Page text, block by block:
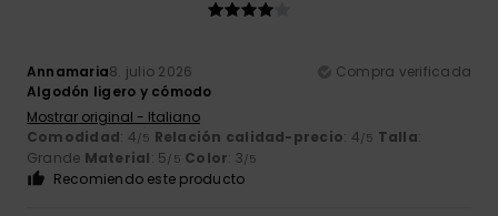
Annamaria8. julio 2026
Compra verificada
Algodón ligero y cómodo
Mostrar original - Italiano
Comodidad: 4/5 Relación calidad-precio: 4/5 Talla:
Grande Material: 5/5 Color: 3/5
Recomiendo este producto